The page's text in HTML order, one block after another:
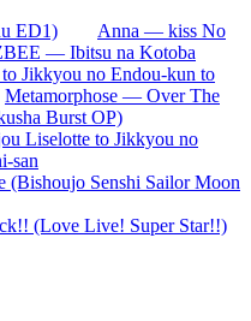
ED1)
Anna — kiss No
— Ibitsu na Kotoba
Jikkyou no Endou-kun to
Metamorphose — Over The
Burst OP)
Liselotte to Jikkyou no
san
Senshi Sailor Moon
(Love Live! Super Star!!)